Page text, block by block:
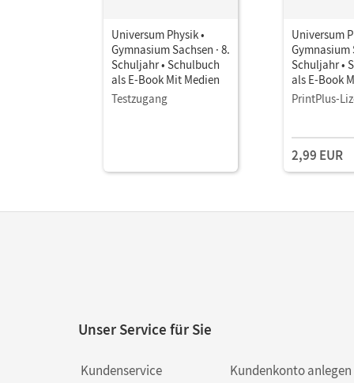
Universum Physik •
Gymnasium Sachsen · 8.
Schuljahr • Schulbuch
als E-Book Mit Medien
Testzugang
Universum
Gymnasium
Schuljahr •
als E-Book
PrintPlus-
2,99 EUR
Unser Service für Sie
Kundenservice
Kundenkonto anlegen